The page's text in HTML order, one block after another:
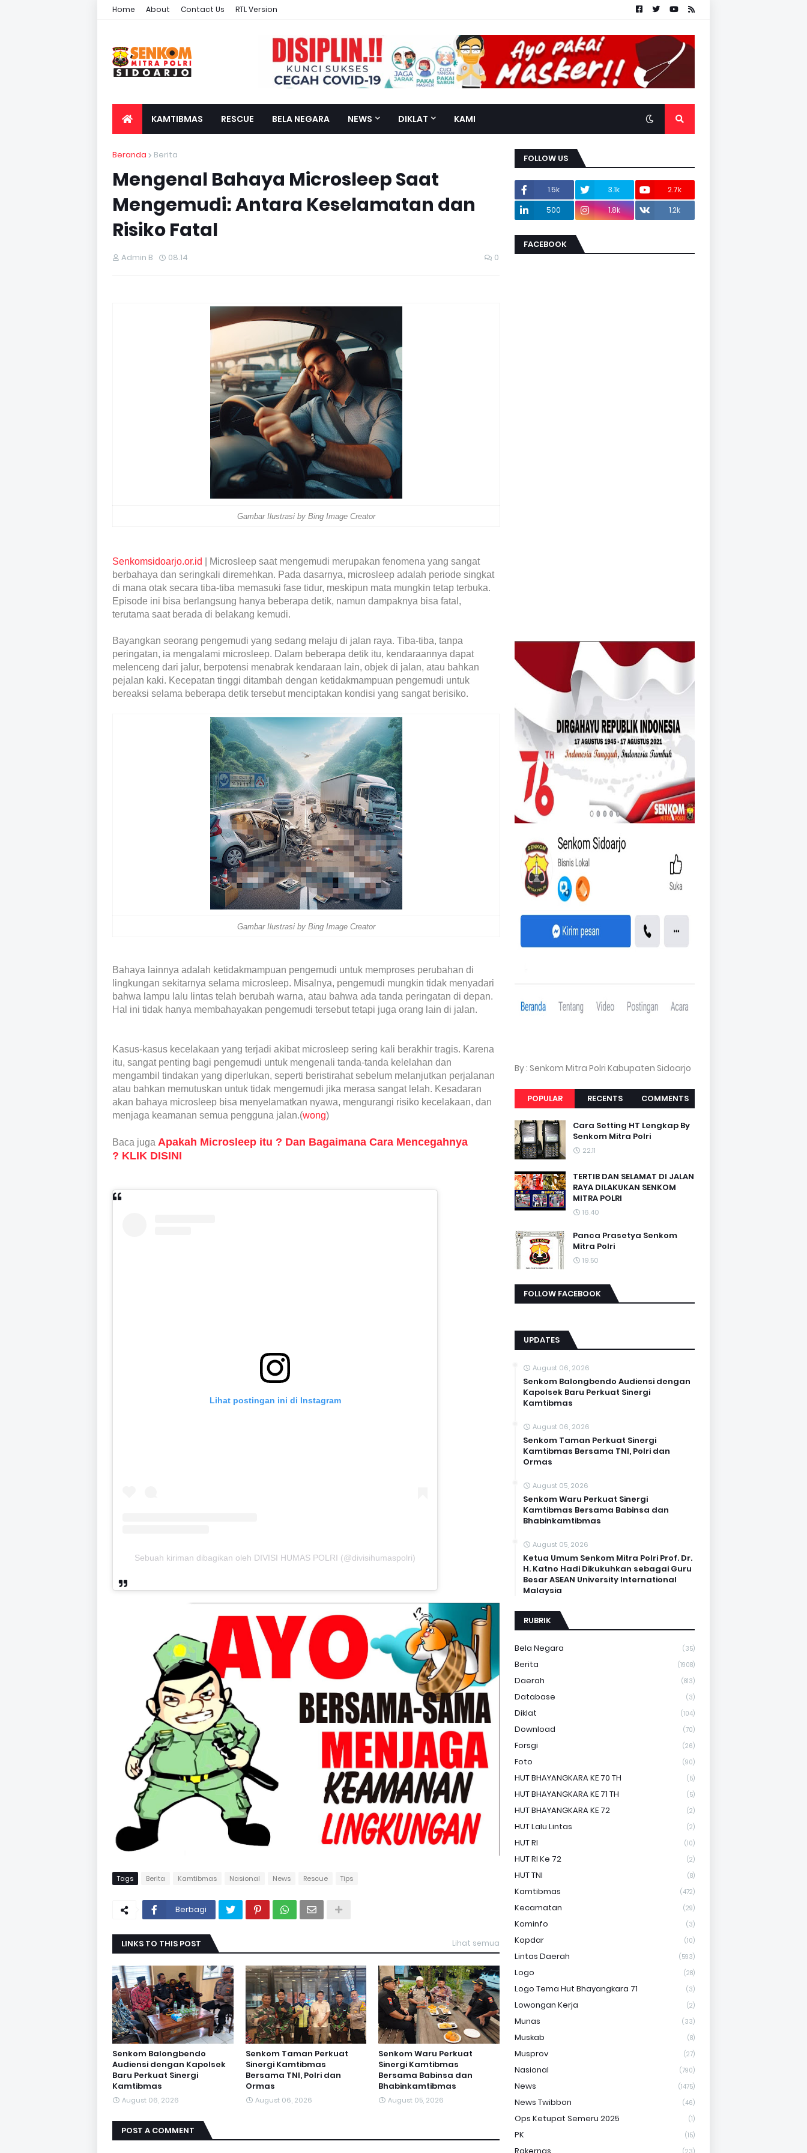
Home About Contact Us RTL Version
KAMTIBMAS RESCUE BELA NEGARA NEWS DIKLAT KAMI
Beranda Berita
Mengenal Bahaya Microsleep Saat
Mengemudi: Antara Keselamatan dan
Risiko Fatal
Admin B 08.14 0
Gambar Ilustrasi by Bing Image Creator
Senkomsidoarjo.or.id
| Microsleep saat mengemudi merupakan fenomena yang sangat
berbahaya dan seringkali diremehkan. Pada dasarnya, microsleep adalah periode singkat
di mana otak secara tiba-tiba memasuki fase tidur, meskipun mata mungkin tetap terbuka.
Episode ini bisa berlangsung hanya beberapa detik, namun dampaknya bisa fatal,
terutama saat berada di belakang kemudi.
Bayangkan seorang pengemudi yang sedang melaju di jalan raya. Tiba-tiba, tanpa
peringatan, ia mengalami microsleep. Dalam beberapa detik itu, kendaraannya dapat
melenceng dari jalur, berpotensi menabrak kendaraan lain, objek di jalan, atau bahkan
pejalan kaki. Kecepatan tinggi ditambah dengan ketidakmampuan pengemudi untuk
bereaksi selama beberapa detik tersebut menciptakan kondisi yang sangat berisiko.
Gambar Ilustrasi by Bing Image Creator
Bahaya lainnya adalah ketidakmampuan pengemudi untuk memproses perubahan di
lingkungan sekitarnya selama microsleep. Misalnya, pengemudi mungkin tidak menyadari
bahwa lampu lalu lintas telah berubah warna, atau bahwa ada tanda peringatan di depan.
Hal ini tidak hanya membahayakan pengemudi tersebut tetapi juga orang lain di jalan.
Kasus-kasus kecelakaan yang terjadi akibat microsleep sering kali berakhir tragis. Karena
itu, sangat penting bagi pengemudi untuk mengenali tanda-tanda kelelahan dan
mengambil tindakan yang diperlukan, seperti beristirahat sebelum melanjutkan perjalanan
atau bahkan memutuskan untuk tidak mengemudi jika merasa sangat lelah. Kesadaran
akan bahaya microsleep bisa menyelamatkan nyawa, mengurangi risiko kecelakaan, dan
menjaga keamanan semua pengguna jalan.(wong)
Baca juga Apakah Microsleep itu ? Dan Bagaimana Cara Mencegahnya
? KLIK DISINI
Lihat postingan ini di Instagram
Sebuah kiriman dibagikan oleh DIVISI HUMAS POLRI (@divisihumaspolri)
Tags Berita Kamtibmas Nasional News Rescue Tips
Berbagi
LINKS TO THIS POST Lihat semua
Senkom Balongbendo
Audiensi dengan Kapolsek
Baru Perkuat Sinergi
Kamtibmas
August 06, 2026
Senkom Taman Perkuat
Sinergi Kamtibmas
Bersama TNI, Polri dan
Ormas
August 06, 2026
Senkom Waru Perkuat
Sinergi Kamtibmas
Bersama Babinsa dan
Bhabinkamtibmas
August 05, 2026
POST A COMMENT
FOLLOW US
1.5k 3.1k
2.7k
500
1.8k 1.2k
FACEBOOK
By : Senkom Mitra Polri Kabupaten Sidoarjo
POPULAR RECENTS COMMENTS
Cara Setting HT Lengkap By
Senkom Mitra Polri
22.11
TERTIB DAN SELAMAT DI JALAN
RAYA DILAKUKAN SENKOM
MITRA POLRI
16.40
Panca Prasetya Senkom
Mitra Polri
19.50
FOLLOW FACEBOOK
UPDATES
August 06, 2026
Senkom Balongbendo Audiensi dengan
Kapolsek Baru Perkuat Sinergi
Kamtibmas
August 06, 2026
Senkom Taman Perkuat Sinergi
Kamtibmas Bersama TNI, Polri dan
Ormas
August 05, 2026
Senkom Waru Perkuat Sinergi
Kamtibmas Bersama Babinsa dan
Bhabinkamtibmas
August 05, 2026
Ketua Umum Senkom Mitra Polri Prof. Dr.
H. Katno Hadi Dikukuhkan sebagai Guru
Besar ASEAN University International
Malaysia
RUBRIK
Bela Negara (35)
Berita (1908)
Daerah (813)
Database (3)
Diklat (104)
Download (70)
Forsgi (26)
Foto (90)
HUT BHAYANGKARA KE 70 TH (5)
HUT BHAYANGKARA KE 71 TH (5)
HUT BHAYANGKARA KE 72 (2)
HUT Lalu Lintas (2)
HUT RI (10)
HUT RI Ke 72 (2)
HUT TNI (8)
Kamtibmas (472)
Kecamatan (29)
Kominfo (3)
Kopdar (10)
Lintas Daerah (593)
Logo (28)
Logo Tema Hut Bhayangkara 71 (3)
Lowongan Kerja (2)
Munas (33)
Muskab (8)
Musprov (27)
Nasional (790)
News (1475)
News Twibbon (46)
Ops Ketupat Semeru 2025 (1)
PK (15)